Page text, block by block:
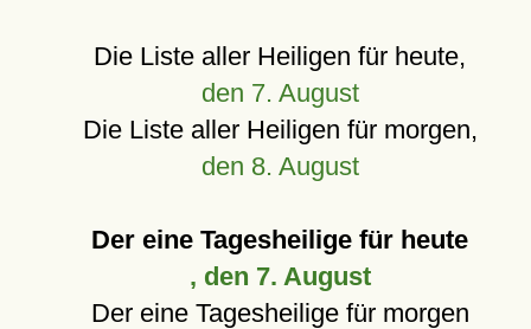
Die Liste aller Heiligen für heute,
den 7. August
Die Liste aller Heiligen für morgen,
den 8. August
Der eine Tagesheilige für heute
, den 7. August
Der eine Tagesheilige für morgen